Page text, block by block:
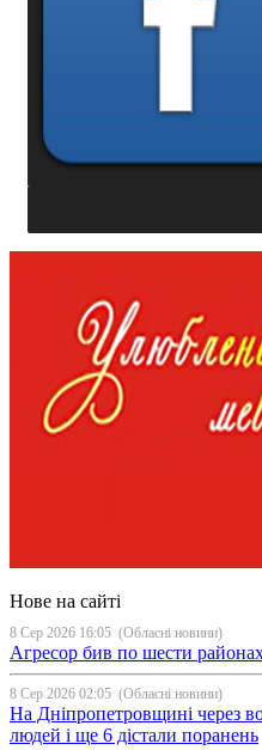
Нове на сайті
8 Сер 2026 16:05 (Обласні новини)
Агресор бив по шести
8 Сер 2026 02:05 (Обласні новини)
На Дніпропетровщині через
людей і ще 6 дістали поранень